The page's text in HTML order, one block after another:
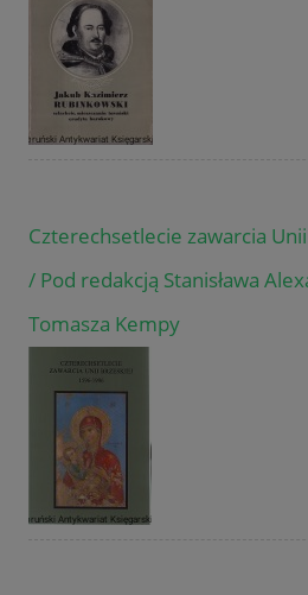
Czterechsetlecie zawarcia
/ Pod redakcją Stanisława
Tomasza Kempy